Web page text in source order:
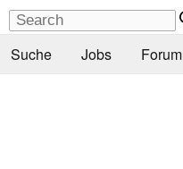
Suche Jobs Forum